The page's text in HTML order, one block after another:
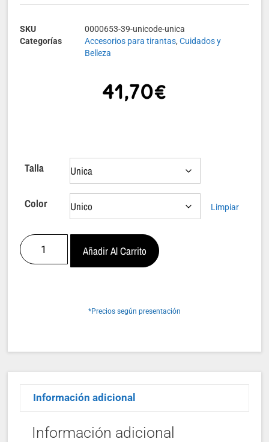
SKU
0000653-39-unicode-unica
Categorías
Accesorios para tirantas,Cuidados y
Belleza
41,70€
Talla
Color Limpiar
Añadir Al Carrito
*Precios según presentación
Información adicional
Información adicional